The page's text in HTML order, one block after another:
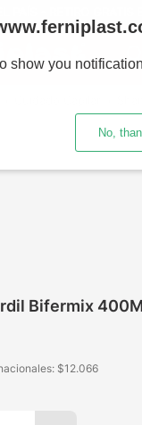
Bifermix
$12.066
show you
No,